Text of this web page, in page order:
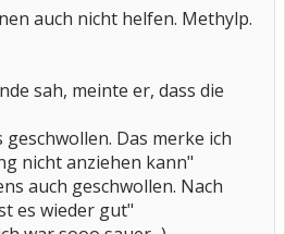
auch nicht helfen. Methylp.
sah, meinte er, dass die
Das merke ich
nicht anziehen kann"
auch geschwollen. Nach
es wieder gut"